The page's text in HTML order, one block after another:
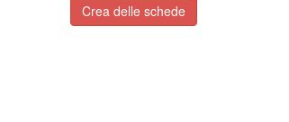
Crea delle schede